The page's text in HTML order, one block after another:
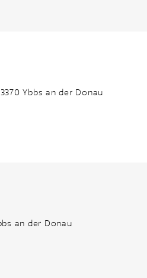
Ybbs an der Donau
an der Donau